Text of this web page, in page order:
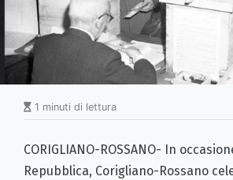
1 minuti di lettura
CORIGLIANO-ROSSANO- In
Repubblica, Corigliano-Rossano